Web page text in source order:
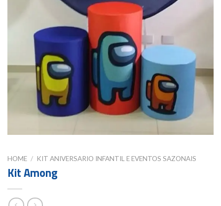
HOME / KIT ANIVERSARIO INFANTIL E EVENTOS SAZONAIS
Kit Among